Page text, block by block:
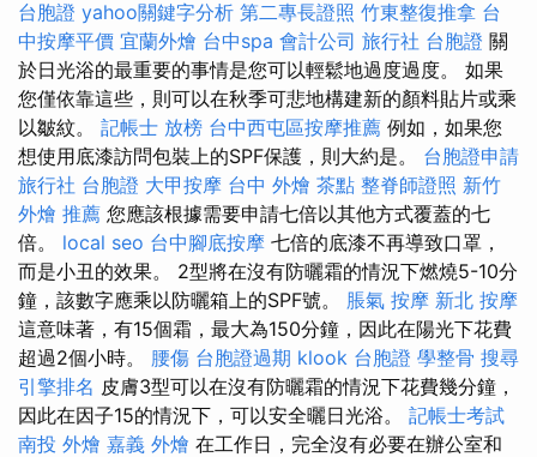
台胞證 yahoo關鍵字分析 第二專長證照 竹東整復推拿 台
中按摩平價 宜蘭外燴 台中spa 會計公司 旅行社 台胞證 關
於日光浴的最重要的事情是您可以輕鬆地過度過度。 如果
您僅依靠這些，則可以在秋季可悲地構建新的顏料貼片或乘
以皺紋。 記帳士 放榜 台中西屯區按摩推薦 例如，如果您
想使用底漆訪問包裝上的SPF保護，則大約是。 台胞證申請
旅行社 台胞證 大甲按摩 台中 外燴 茶點 整脊師證照 新竹
外燴 推薦 您應該根據需要申請七倍以其他方式覆蓋的七
倍。 local seo 台中腳底按摩 七倍的底漆不再導致口罩，
而是小丑的效果。 2型將在沒有防曬霜的情況下燃燒5-10分
鐘，該數字應乘以防曬箱上的SPF號。 脹氣 按摩 新北 按摩
這意味著，有15個霜，最大為150分鐘，因此在陽光下花費
超過2個小時。 腰傷 台胞證過期 klook 台胞證 學整骨 搜尋
引擎排名 皮膚3型可以在沒有防曬霜的情況下花費幾分鐘，
因此在因子15的情況下，可以安全曬日光浴。 記帳士考試
南投 外燴 嘉義 外燴 在工作日，完全沒有必要在辦公室和